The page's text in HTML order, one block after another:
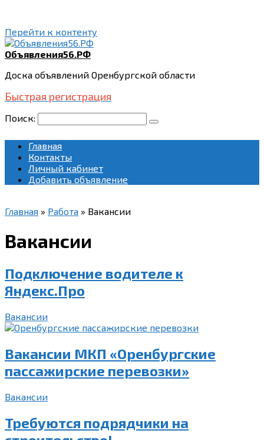
Перейти к контенту
Объявления56.РФ
Доска объявлений Оренбургской области
Быстрая регистрация
Поиск:
Главная
Контакты
Личный кабинет
Добавить объявление
Главная » Работа » Вакансии
Вакансии
Подключение водителе к
Яндекс.Про
Вакансии
Вакансии МКП «Оренбургские
пассажирские перевозки»
Вакансии
Требуются подрядчики на